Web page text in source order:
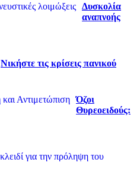
Δυσκολία
αναπνοής
Νικήστε τις κρίσεις πανικού
Όζοι
Θυρεοειδούς: